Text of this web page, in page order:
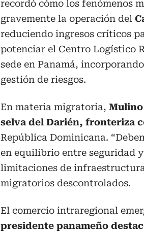
recordó cómo los fenómenos
gravemente la operación del
reduciendo ingresos críticos
potenciar el Centro Logístico
sede en Panamá,
gestión de riesgos.
En materia migratoria,
selva del Darién, fronteriza
República Dominicana.
en equilibrio entre seguridad
limitaciones de
migratorios descontrolados.
El comercio intraregional
presidente panameño